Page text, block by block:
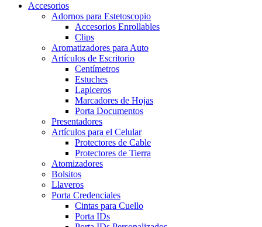
Accesorios
Adornos para Estetoscopio
Accesorios Enrollables
Clips
Aromatizadores para Auto
Artículos de Escritorio
Centímetros
Estuches
Lapiceros
Marcadores de Hojas
Porta Documentos
Presentadores
Artículos para el Celular
Protectores de Cable
Protectores de Tierra
Atomizadores
Bolsitos
Llaveros
Porta Credenciales
Cintas para Cuello
Porta IDs